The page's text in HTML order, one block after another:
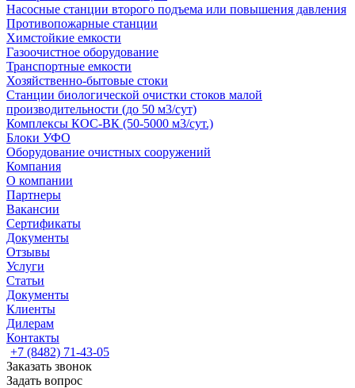
Насосные cтанции второго подъема или повышения давления
Противопожарные станции
Химстойкие емкости
Газоочистное оборудование
Транспортные емкости
Хозяйственно-бытовые стоки
Станции биологической очистки стоков малой
производительности (до 50 м3/сут)
Комплексы КОС-ВК (50-5000 м3/сут.)
Блоки УФО
Оборудование очистных сооружений
Компания
О компании
Партнеры
Вакансии
Сертификаты
Документы
Отзывы
Услуги
Статьи
Документы
Клиенты
Дилерам
Контакты
+7 (8482) 71-43-05
Заказать звонок
Задать вопрос